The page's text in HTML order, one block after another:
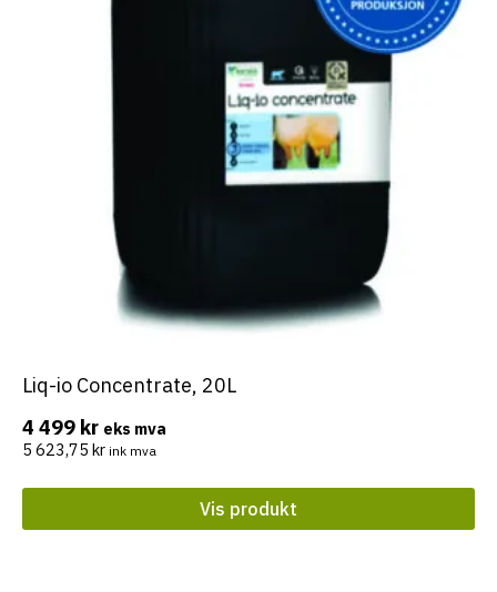
Liq-io Concentrate, 20L
4 499 kr eks mva
5 623,75 kr ink mva
Vis produkt